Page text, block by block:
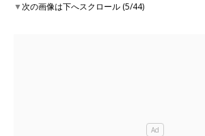
▼次の画像は下へスクロール (5/44)